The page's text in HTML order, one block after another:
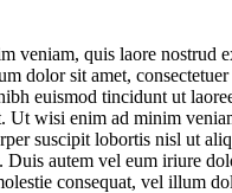
veniam, quis laore nostrud
dolor sit amet,
euismod tincidunt ut
Ut wisi enim ad minim
suscipit lobortis nisl ut
Duis autem vel eum iriure
consequat, vel illum